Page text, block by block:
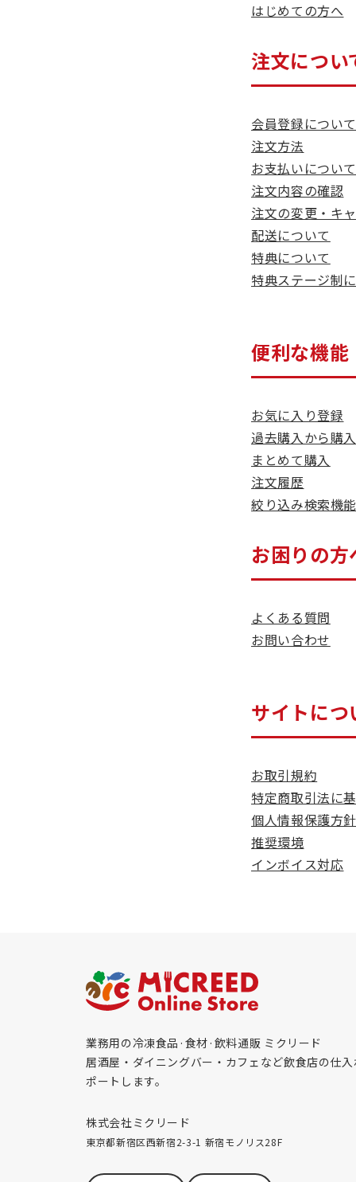
はじめての方へ
注文につい
会員登録について
注文方法
お支払いについて
注文内容の確認
注文の変更・キ
配送について
特典について
特典ステージ制
便利な機能
お気に入り登録
過去購入から購入
まとめて購入
注文履歴
絞り込み検索機能
お困りの方
よくある質問
お問い合わせ
サイトにつ
お取引規約
特定商取引法に
個人情報保護方針
推奨環境
インボイス対応
業務用の冷凍食品·食材·飲料通販 ミクリード
居酒屋・ダイニングバー・カフェなど飲食店の仕入
ポートします。
株式会社ミクリード
東京都新宿区西新宿2-3-1 新宿モノリス28F